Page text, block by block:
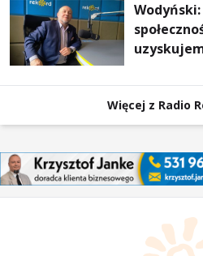
Więcej z Radio